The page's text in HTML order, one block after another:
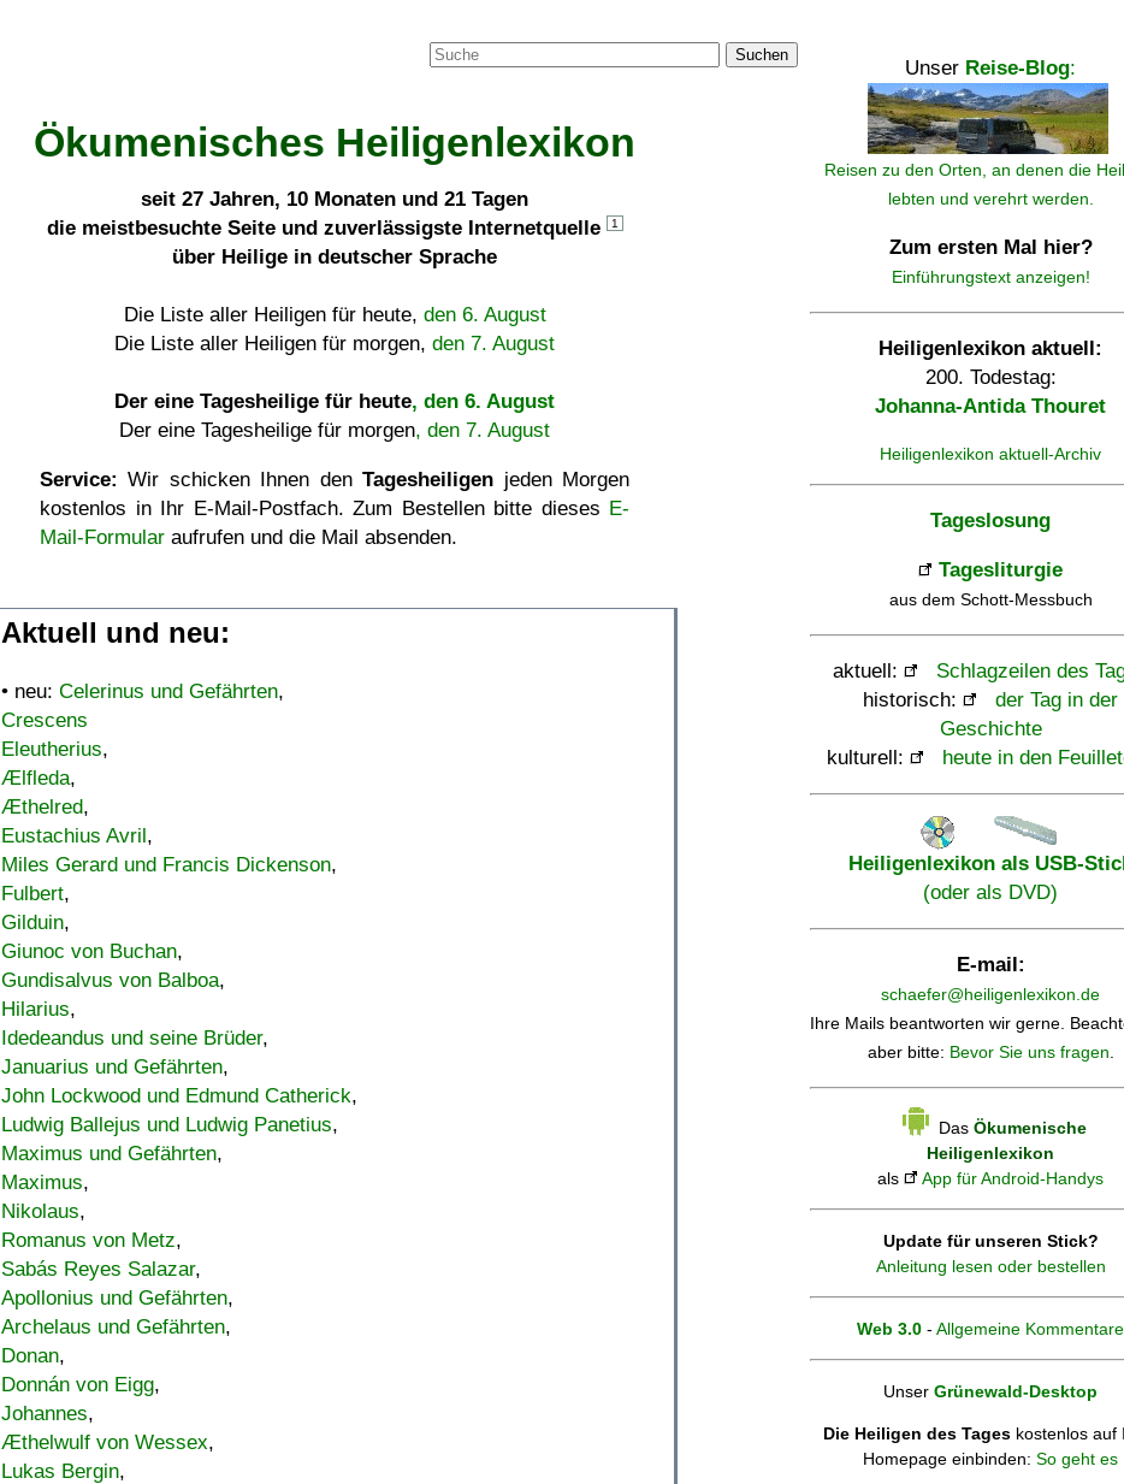
Suchen
Ökumenisches Heiligenlexikon
seit 27 Jahren, 10 Monaten und 21 Tagen
die meistbesuchte Seite und zuverlässigste Internetquelle
1
über Heilige in deutscher Sprache
Die Liste aller Heiligen für heute, den 6. August
Die Liste aller Heiligen für morgen, den 7. August
Der eine Tagesheilige für heute, den 6. August
Der eine Tagesheilige für morgen, den 7. August
Service: Wir schicken Ihnen denTagesheiligen jeden Morgen
kostenlos in Ihr E-Mail-Postfach. Zum Bestellen bitte dieses E-
Mail-Formular aufrufen und die Mail absenden.
Aktuell und neu:
• neu: Celerinus und Gefährten,
Crescens
Eleutherius,
Ælfleda,
Æthelred,
Eustachius Avril,
Miles Gerard und Francis Dickenson,
Fulbert,
Gilduin,
Giunoc von Buchan,
Gundisalvus von Balboa,
Hilarius,
Idedeandus und seine Brüder,
Januarius und Gefährten,
John Lockwood und Edmund Catherick,
Ludwig Ballejus und Ludwig Panetius,
Maximus und Gefährten,
Maximus,
Nikolaus,
Romanus von Metz,
Sabás Reyes Salazar,
Apollonius und Gefährten,
Archelaus und Gefährten,
Donan,
Donnán von Eigg,
Johannes,
Æthelwulf von Wessex,
Lukas Bergin,
Unser Reise-Blog:
Reisen zu den Orten, an denen die
lebten und verehrt werden.
Zum ersten Mal hier?
Einführungstext anzeigen!
Heiligenlexikon aktuell:
200. Todestag:
Johanna-Antida Thouret
Heiligenlexikon aktuell-Archiv
Tageslosung
Tagesliturgie
aus dem Schott-Messbuch
aktuell:
Schlagzeilen des
historisch:
der Tag in der
Geschichte
kulturell:
heute in den
Heiligenlexikon als USB-
(oder als DVD)
E-mail:
schaefer@heiligenlexikon.de
Ihre Mails beantworten wir gerne.
aber bitte: Bevor Sie uns fragen.
Das Ökumenische
Heiligenlexikon
als
App für Android-Handys
Update für unseren Stick?
Anleitung lesen oder bestellen
Web 3.0 - Allgemeine Kommentare
Unser Grünewald-Desktop
Die Heiligen des Tages kostenlos auf
Homepage einbinden: So geht es